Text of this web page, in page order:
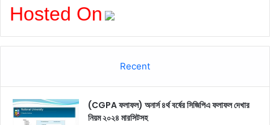
Hosted On
Recent
(CGPA ফলাফল) অনার্স ৪র্থ বর্ষের সিজিপিএ ফলাফল দেখার
নিয়ম ২০২৪ মারসিটসহ